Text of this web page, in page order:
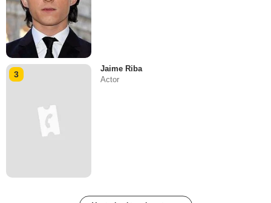
3
Jaime Riba
Actor